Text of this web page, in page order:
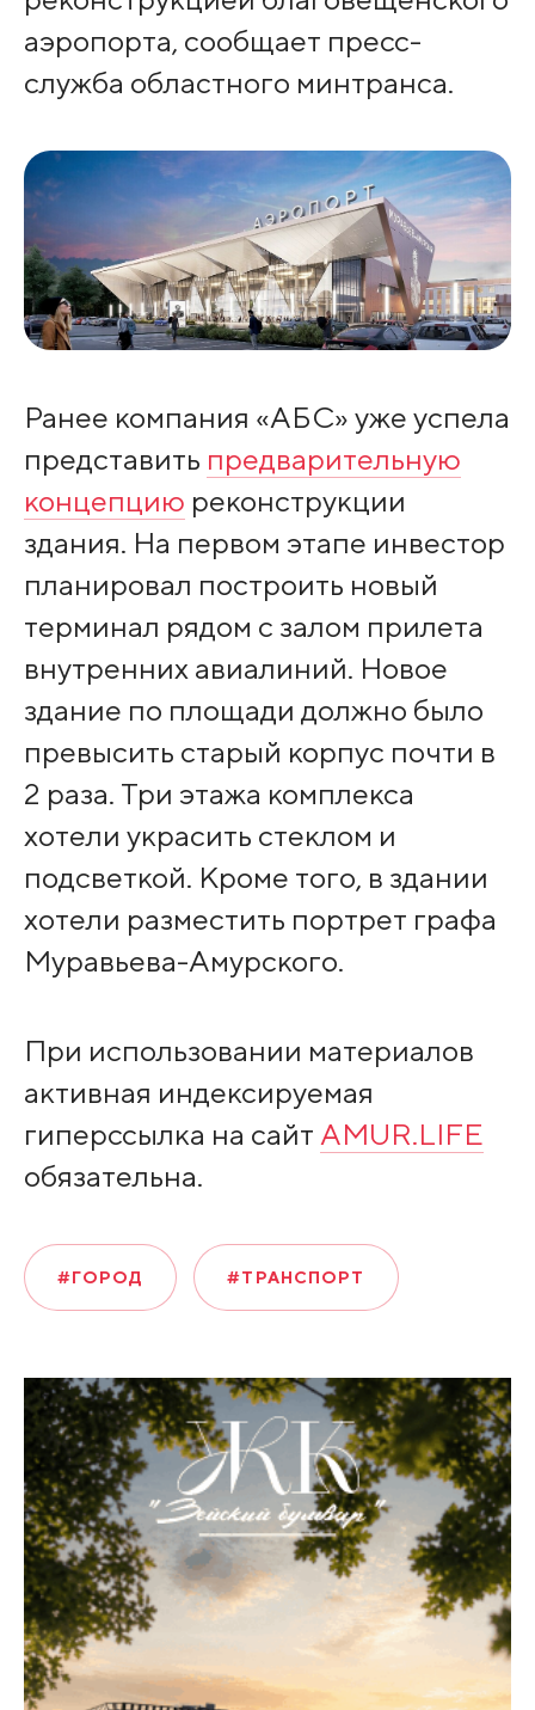
аэропорта, сообщает пресс-
служба областного минтранса.
Ранее компания «АБС» уже успела
представить предварительную
концепцию реконструкции
здания. На первом этапе инвестор
планировал построить новый
терминал рядом с залом прилета
внутренних авиалиний. Новое
здание по площади должно было
превысить старый корпус почти в
2 раза. Три этажа комплекса
хотели украсить стеклом и
подсветкой. Кроме того, в здании
хотели разместить портрет графа
Муравьева-Амурского.
При использовании материалов
активная индексируемая
гиперссылка на сайт AMUR.LIFE
обязательна.
#ГОРОД #ТРАНСПОРТ